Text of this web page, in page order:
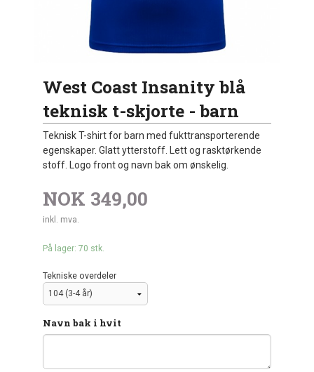
West Coast Insanity blå
teknisk t-skjorte - barn
Teknisk T-shirt for barn med fukttransporterende
egenskaper. Glatt ytterstoff. Lett og rasktørkende
stoff. Logo front og navn bak om ønskelig.
NOK 349,00
inkl. mva.
På lager: 70 stk.
Tekniske overdeler
Navn bak i hvit